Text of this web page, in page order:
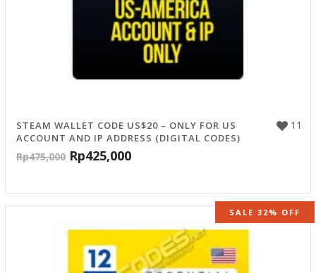
11
STEAM WALLET CODE US$20 – ONLY FOR US
ACCOUNT AND IP ADDRESS (DIGITAL CODES)
Rp475,000 Rp425,000
SALE 32% OFF